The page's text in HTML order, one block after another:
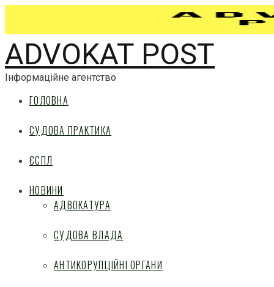
ADVOKAT POST
Інформаційне агентство
ГОЛОВНА
СУДОВА ПРАКТИКА
ЄСПЛ
НОВИНИ
АДВОКАТУРА
СУДОВА ВЛАДА
АНТИКОРУПЦІЙНІ ОРГАНИ